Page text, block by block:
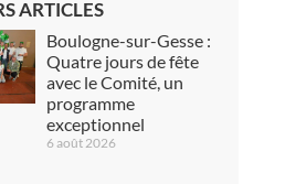
ARTICLES
Boulogne-sur-Gesse :
Quatre jours de fête
avec le Comité, un
programme
exceptionnel
6 août 2026